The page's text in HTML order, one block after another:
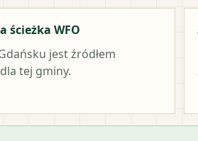
ścieżka WFO
jest źródłem
tej gminy.